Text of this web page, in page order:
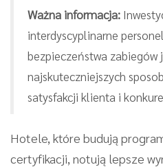
Ważna informacja:
interdyscyplinarne
bezpieczeństwa zabiegów
najskuteczniejszych
satysfakcji klienta i
Hotele, które budują
certyfikacji, notują lepsze